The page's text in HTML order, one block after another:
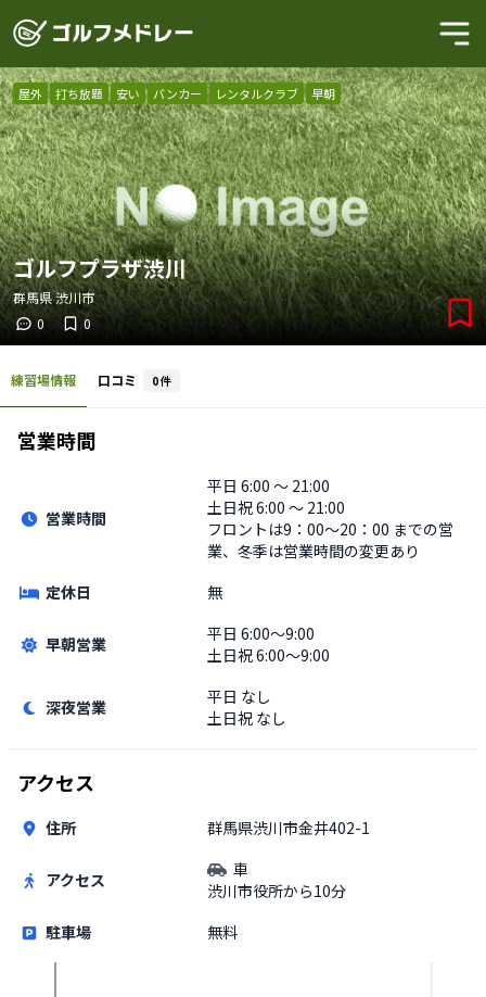
屋外 打ち放題 安い バンカー レンタルクラブ 早朝
ゴルフプラザ渋川
群馬県渋川市
0
0
練習場情報 口コミ 0件
営業時間
営業時間
平日 6:00 〜 21:00
土日祝6:00 〜 21:00
フロントは9：00～20：00 までの営
業、冬季は営業時間の変更あり
定休日
無
早朝営業 平日 6:00〜9:00
土日祝6:00〜9:00
深夜営業 平日 なし
土日祝 なし
アクセス
住所 群馬県渋川市金井402-1
アクセス
車
渋川市役所から10分
駐車場
無料